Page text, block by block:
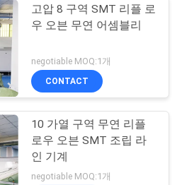
마킹 머
15
고압 8 구역 SMT 리플 로
우 오븐 무연 어셈블리
negotiable MOQ:1개
CONTACT
10 가열 구역 무연 리플
로우 오븐 SMT 조립 라
인 기계
negotiable MOQ:1개